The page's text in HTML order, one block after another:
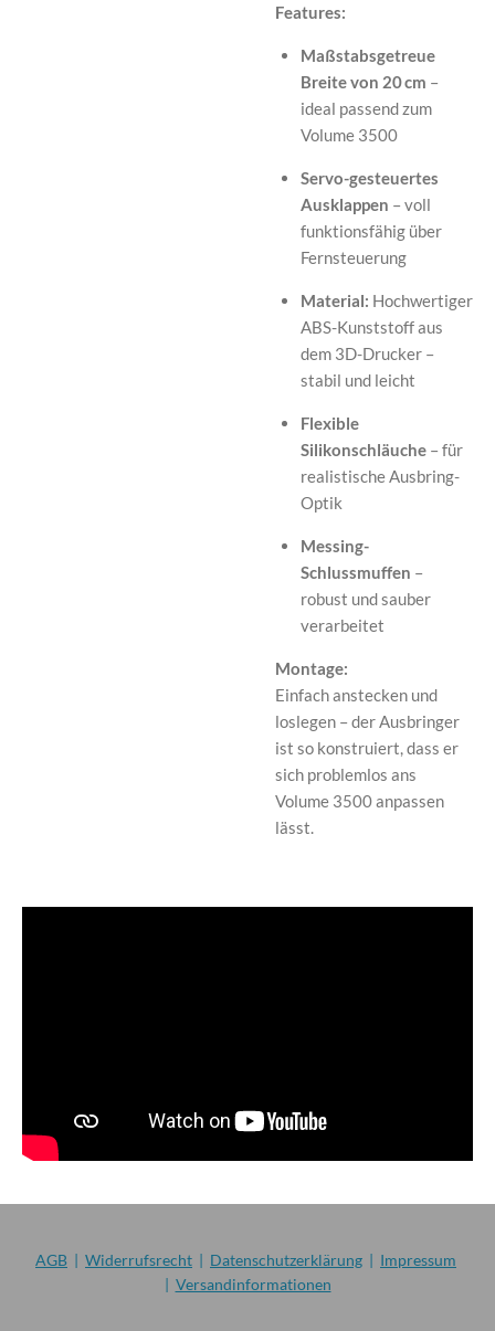
Features:
Maßstabsgetreue
Breite von 20 cm –
ideal passend zum
Volume 3500
Servo-gesteuertes
Ausklappen – voll
funktionsfähig über
Fernsteuerung
Material: Hochwertiger
ABS-Kunststoff aus
dem 3D-Drucker –
stabil und leicht
Flexible
Silikonschläuche– für
realistische Ausbring-
Optik
Messing-
Schlussmuffen –
robust und sauber
verarbeitet
Montage:
Einfach anstecken und
loslegen – der Ausbringer
ist so konstruiert, dass er
sich problemlos ans
Volume 3500 anpassen
lässt.
AGB | Widerrufsrecht | Datenschutzerklärung | Impressum
| Versandinformationen